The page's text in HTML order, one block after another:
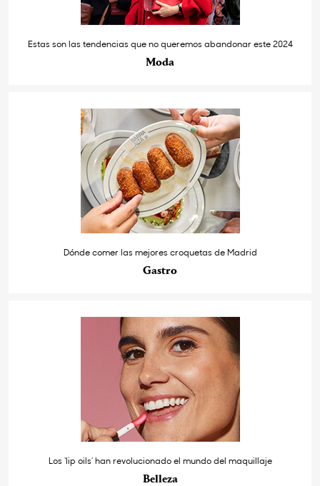
Estas son las tendencias que no queremos abandonar este 2024
Moda
Dónde comer las mejores croquetas de Madrid
Gastro
Los ‘lip oils’ han revolucionado el mundo del maquillaje
Belleza